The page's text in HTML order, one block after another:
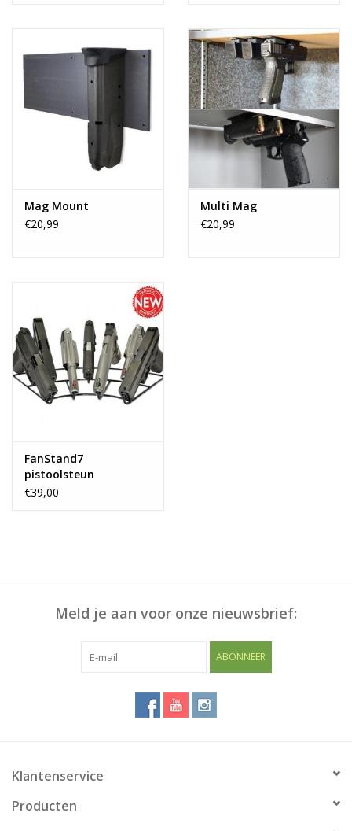
Mag Mount
€20,99
Multi Mag
€20,99
FanStand7
pistoolsteun
€39,00
Meld je aan voor onze nieuwsbrief:
ABONNEER
Klantenservice
Producten